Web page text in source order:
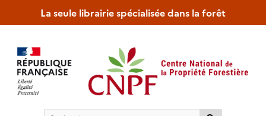
La seule librairie spécialisée dans la forêt
Rechercher